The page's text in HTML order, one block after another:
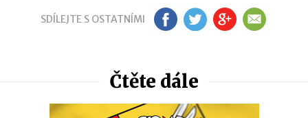
SDÍLEJTE S OSTATNÍMI FB TW GP EM
Čtěte dále